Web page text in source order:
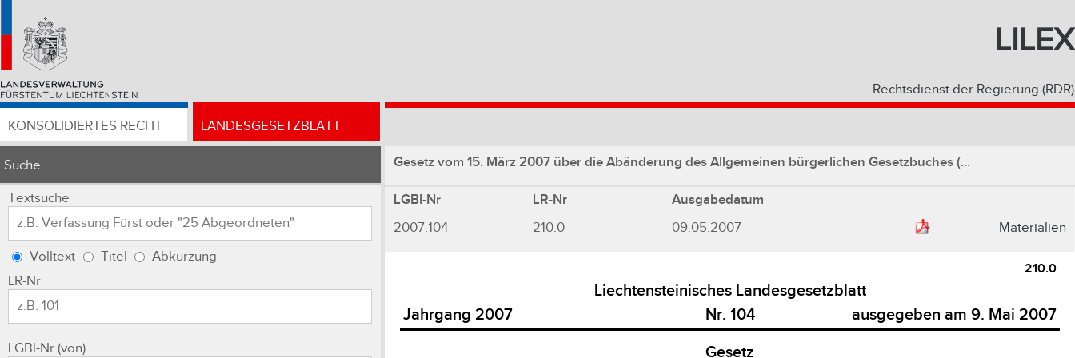
LILEX
Rechtsdienst der Regierung (RDR)
KONSOLIDIERTES RECHT LANDESGESETZBLATT
Suche
Textsuche
Volltext Titel
Abkürzung
LR-Nr
LGBl-Nr (von)
Gesetz vom 15. März 2007 über die Abänderung des Allgemeinen bürgerlichen Gesetzbuches (...
LGBl-Nr LR-Nr Ausgabedatum
2007.104 210.0 09.05.2007 Materialien